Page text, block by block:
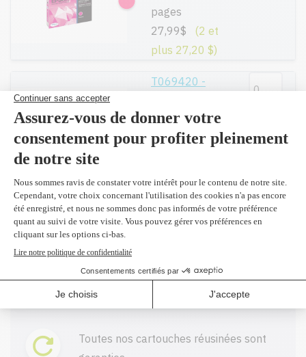
pages
27,99$
(2 et
plus 27,20 $)
T069420 -
Jaune 335
pages
plus 27,20 $)
T069520 - Original
Paquet
75,99$ (2 et plus
Toutes nos cartouches réusinées sont